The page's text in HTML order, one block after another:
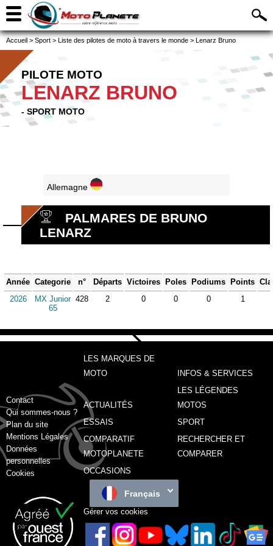
Accueil > Sport > Liste des pilotes de moto à travers le monde > Lenarz Bruno
PILOTE MOTO
LENARZ BRUNO
- SPORT MOTO
Allemagne
PALMARES DE BRUNO
LENARZ
Année Categorie n° Départs Victoires Poles Podiums Points
2026
MX Junior
65
428 2 0 0 0 1
Contact
Qui sommes-nous ?
Plan du site
Mentions Légales
Données
personnelles
Cookies
LES MARQUES DE
MOTO
INFOS & SERVICES
ACTUALITÉS
LES LÉGENDES
MOTOS
ESSAIS
SPORT
COMPARATIF
MOTOPLANETE
RECHERCHER ET
COMPARER
OCCASIONS
Français
Gérer vos cookies